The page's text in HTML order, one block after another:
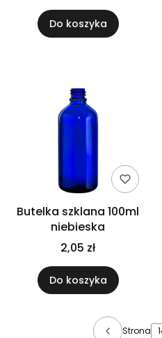
Do koszyka
Butelka szklana 100ml
niebieska
2,05 zł
Do koszyka
Strona